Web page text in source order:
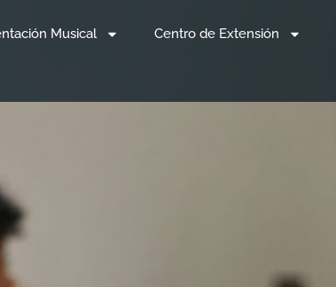
Musical Centro de Extensión